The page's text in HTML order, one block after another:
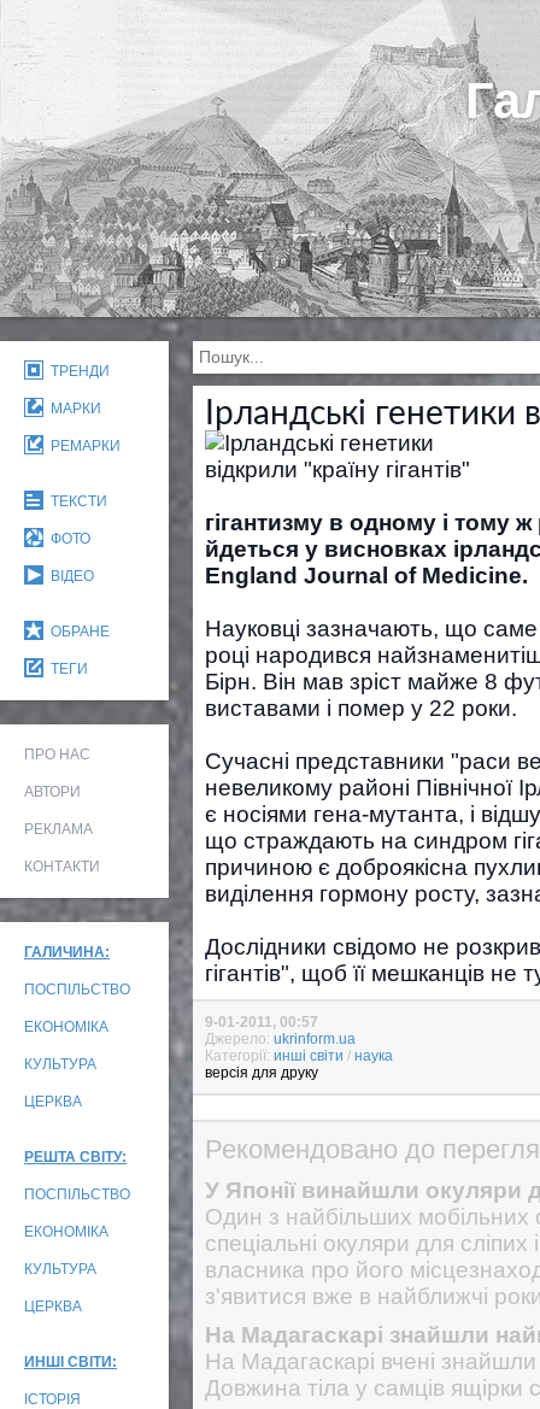
ТРЕНДИ
МАРКИ
РЕМАРКИ
ТЕКСТИ
ФОТО
ВІДЕО
ОБРАНЕ
ТЕГИ
ПРО НАС
АВТОРИ
РЕКЛАМА
КОНТАКТИ
ГАЛИЧИНА:
ПОСПІЛЬСТВО
ЕКОНОМІКА
КУЛЬТУРА
ЦЕРКВА
РЕШТА СВІТУ:
ПОСПІЛЬСТВО
ЕКОНОМІКА
КУЛЬТУРА
ЦЕРКВА
ИНШІ СВІТИ:
ІСТОРІЯ
Ірландські генетики
гігантизму в одному і тому ж
йдеться у висновках
England Journal of Medicine.
Науковці зазначають, що саме
році народився
Бірн. Він мав зріст майже 8
виставами і помер у 22 роки.
Сучасні представники "раси
невеликому районі Північної
є носіями гена-мутанта, і
що страждають на синдром
причиною є доброякісна
виділення гормону росту,
Дослідники свідомо не
гігантів", щоб її мешканців не
9-01-2011, 00:57
Джерело: ukrinform.ua
Категорії: инші світи / наука
версія для друку
Рекомендовано до
У Японії винайшли окуляри
Один з найбільших мобільних
спеціальні окуляри для
власника про його
з'явитися вже в найближчі
На Мадагаскарі знайшли
На Мадагаскарі вчені
Довжина тіла у самців ящірки